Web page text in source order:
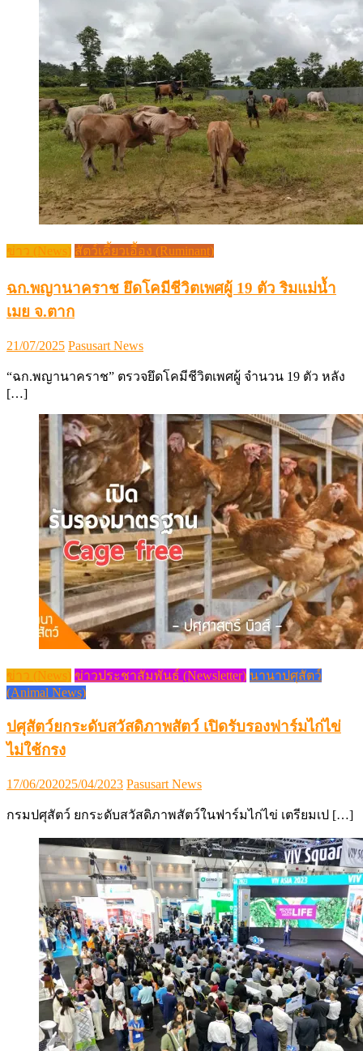
ข่าว (News) สัตว์เคี้ยวเอื้อง (Ruminant)
ฉก.พญานาคราช ยึดโคมีชีวิตเพศผู้ 19 ตัว ริมแม่น้ำ
เมย จ.ตาก
Posted
21/07/2025 Author
Pasusart News
“ฉก.พญานาคราช” ตรวจยึดโคมีชีวิตเพศผู้ จำนวน 19 ตัว หลัง
[…]
ข่าว (News) ข่าวประชาสัมพันธ์ (Newsletter) นานาปศุสัตว์
(Animal News)
ปศุสัตว์ยกระดับสวัสดิภาพสัตว์ เปิดรับรองฟาร์มไก่ไข่
ไม่ใช้กรง
Posted
17/06/202025/04/2023 Author
Pasusart News
กรมปศุสัตว์ ยกระดับสวัสดิภาพสัตว์ในฟาร์มไก่ไข่ เตรียมเป […]